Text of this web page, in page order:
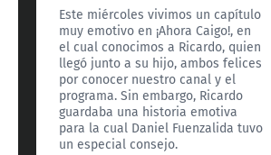
Este miércoles vivimos un capítulo
muy emotivo en ¡Ahora Caigo!, en
el cual conocimos a Ricardo, quien
llegó junto a su hijo, ambos felices
por conocer nuestro canal y el
programa. Sin embargo, Ricardo
guardaba una historia emotiva
para la cual Daniel Fuenzalida tuvo
un especial consejo.